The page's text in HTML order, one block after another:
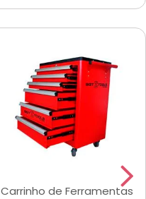
Carrinho de Ferramentas